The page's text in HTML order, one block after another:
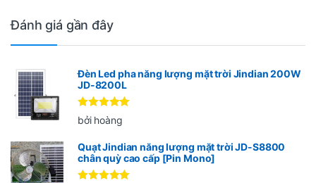
Đánh giá gần đây
Đèn Led pha năng lượng mặt trời Jindian 200W
JD-8200L
Được xếp
hạng55
bởi hoàng
Quạt Jindian năng lượng mặt trời JD-S8800
chân quỳ cao cấp [Pin Mono]